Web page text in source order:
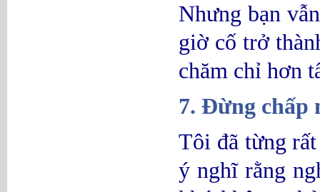
Nhưng bạn
giờ cố trở
chăm chỉ hơn
7. Đừng chấp
Tôi đã từng
ý nghĩ rằng